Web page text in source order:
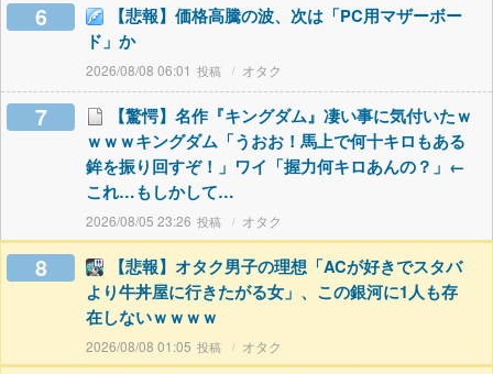
6
【悲報】価格高騰の波、次は「PC用マザーボー
ド」か
2026/08/08 06:01 オタク
7
【驚愕】名作『キングダム』凄い事に気付いたｗ
ｗｗｗキングダム「うおお！馬上で何十キロもある
鉾を振り回すぞ！」ワイ「握力何キロあんの？」←
これ…もしかして…
2026/08/05 23:26 オタク
8
【悲報】オタク男子の理想「ACが好きでスタバ
より牛丼屋に行きたがる女」、この銀河に1人も存
在しないｗｗｗｗ
2026/08/08 01:05 オタク